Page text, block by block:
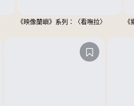
《映像蘭嶼》系列：〈看嘸拉〉